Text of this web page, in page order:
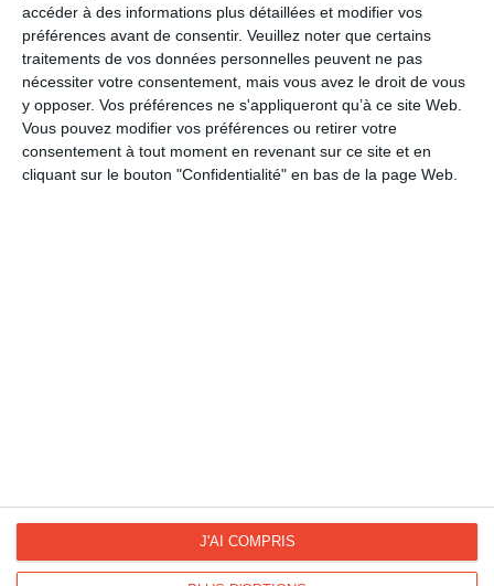
accéder à des informations plus détaillées et modifier vos
préférences avant de consentir. Veuillez noter que certains
traitements de vos données personnelles peuvent ne pas
nécessiter votre consentement, mais vous avez le droit de vous
y opposer. Vos préférences ne s'appliqueront qu’à ce site Web.
Vous pouvez modifier vos préférences ou retirer votre
consentement à tout moment en revenant sur ce site et en
cliquant sur le bouton "Confidentialité" en bas de la page Web.
J'AI COMPRIS
VOIR D'AUTRES CARTES DANS
LES CATÉGORIES
A souhaiter
Bonne fête
Bonne fête liens familiaux